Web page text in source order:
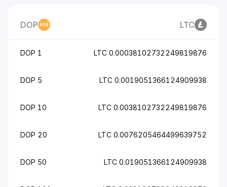
LTC
DOP
0.00038102732249819876
0.0019051366124909938
0.0038102732249819876
0.0076205464499639752
0.019051366124909938